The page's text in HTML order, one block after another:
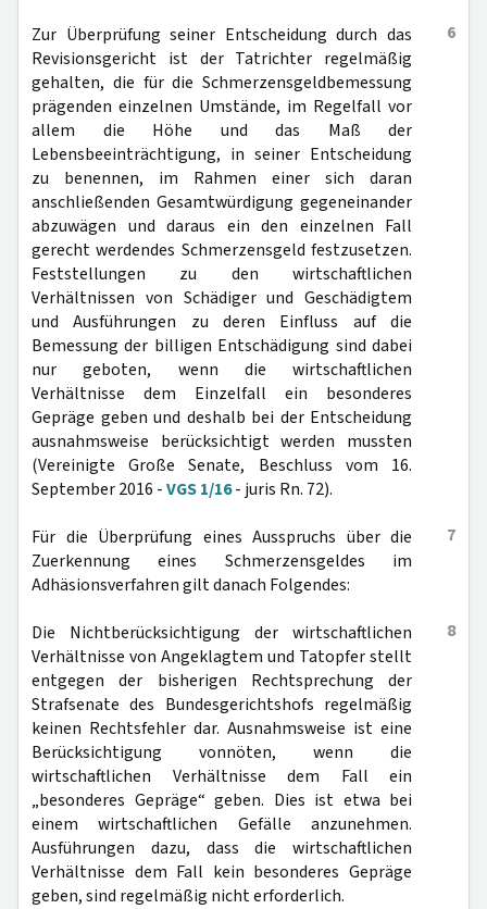
6
Zur Überprüfung seiner Entscheidung durch das
Revisionsgericht ist der Tatrichter regelmäßig
gehalten, die für die Schmerzensgeldbemessung
prägenden einzelnen Umstände, im Regelfall vor
allem die Höhe und das Maß der
Lebensbeeinträchtigung, in seiner Entscheidung
zu benennen, im Rahmen einer sich daran
anschließenden Gesamtwürdigung gegeneinander
abzuwägen und daraus ein den einzelnen Fall
gerecht werdendes Schmerzensgeld festzusetzen.
Feststellungen zu den wirtschaftlichen
Verhältnissen von Schädiger und Geschädigtem
und Ausführungen zu deren Einfluss auf die
Bemessung der billigen Entschädigung sind dabei
nur geboten, wenn die wirtschaftlichen
Verhältnisse dem Einzelfall ein besonderes
Gepräge geben und deshalb bei der Entscheidung
ausnahmsweise berücksichtigt werden mussten
(Vereinigte Große Senate, Beschluss vom 16.
September 2016 -VGS 1/16- juris Rn. 72).
7
Für die Überprüfung eines Ausspruchs über die
Zuerkennung eines Schmerzensgeldes im
Adhäsionsverfahren gilt danach Folgendes:
8
Die Nichtberücksichtigung der wirtschaftlichen
Verhältnisse von Angeklagtem und Tatopfer stellt
entgegen der bisherigen Rechtsprechung der
Strafsenate des Bundesgerichtshofs regelmäßig
keinen Rechtsfehler dar. Ausnahmsweise ist eine
Berücksichtigung vonnöten, wenn die
wirtschaftlichen Verhältnisse dem Fall ein
„besonderes Gepräge“ geben. Dies ist etwa bei
einem wirtschaftlichen Gefälle anzunehmen.
Ausführungen dazu, dass die wirtschaftlichen
Verhältnisse dem Fall kein besonderes Gepräge
geben, sind regelmäßig nicht erforderlich.